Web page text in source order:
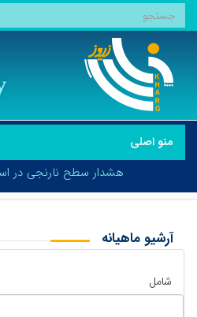
منو اصلی
هشدار سطح نارنجی در
آرشیو ماهیانه
شامل